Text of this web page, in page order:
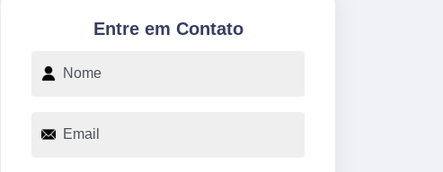
Entre em Contato